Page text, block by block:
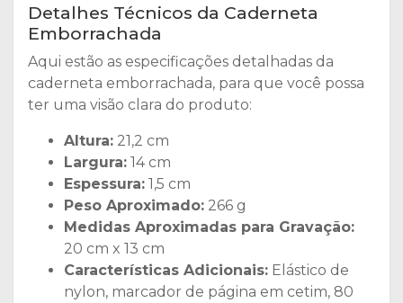
Detalhes Técnicos da Caderneta
Emborrachada
Aqui estão as especificações detalhadas da
caderneta emborrachada, para que você possa
ter uma visão clara do produto:
Altura: 21,2 cm
Largura: 14 cm
Espessura: 1,5 cm
Peso Aproximado: 266 g
Medidas Aproximadas para Gravação:
20 cm x 13 cm
Características Adicionais: Elástico de
nylon, marcador de página em cetim, 80